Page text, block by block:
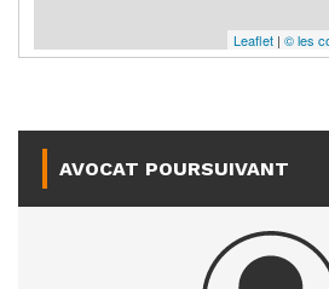
Leaflet | © les
AVOCAT POURSUIVANT